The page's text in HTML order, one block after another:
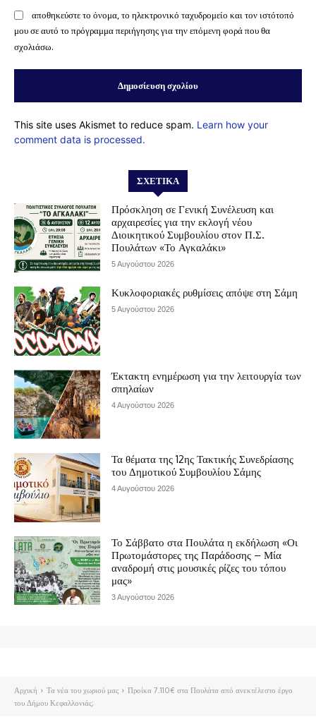
αποθηκεύστε το όνομα, το ηλεκτρονικό ταχυδρομείο και τον ιστότοπό
μου σε αυτό το πρόγραμμα περιήγησης για την επόμενη φορά που θα
σχολιάσω.
This site uses Akismet to reduce spam. Learn how your
comment data is processed.
ΣΧΕΤΙΚΆ
Πρόσκληση σε Γενική Συνέλευση και
αρχαιρεσίες για την εκλογή νέου
Διοικητικού Συμβουλίου στον Π.Σ.
Πουλάτων «Το Αγκαλάκι»
5 Αυγούστου 2026
Κυκλοφοριακές ρυθμίσεις απόψε στη Σάμη
5 Αυγούστου 2026
Έκτακτη ενημέρωση για την λειτουργία των
σπηλαίων
4 Αυγούστου 2026
Τα θέματα της 12ης Τακτικής Συνεδρίασης
του Δημοτικού Συμβουλίου Σάμης
4 Αυγούστου 2026
Το Σάββατο στα Πουλάτα η εκδήλωση «Οι
Πρωτομάστορες της Παράδοσης – Μία
αναδρομή στις μουσικές ρίζες του τόπου
μας»
3 Αυγούστου 2026